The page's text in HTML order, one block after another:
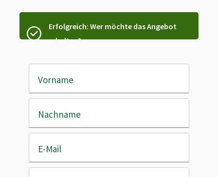
Erfolgreich: Wer möchte das Angebot
erhalten?
Vorname
Nachname
E-Mail